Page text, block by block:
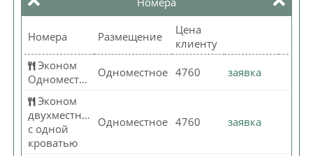
Номера Размещение
Цена
клиенту
Эконом
Одноместный
Одноместное 4760 заявка
Эконом
двухместный
с одной
кроватью
Одноместное 4760 заявка